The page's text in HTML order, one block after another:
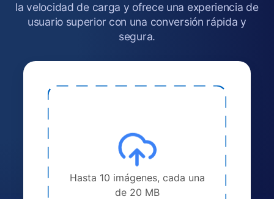
la velocidad de carga y ofrece una experiencia de
usuario superior con una conversión rápida y
segura.
Hasta 10 imágenes, cada una
de 20 MB